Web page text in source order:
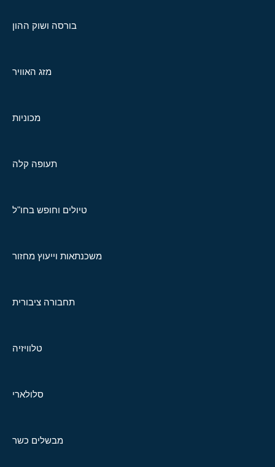
בורסה ושוק ההון
מזג האוויר
מכוניות
תעופה קלה
טיולים וחופש בחו"ל
משכנתאות וייעוץ מחזור
תחבורה ציבורית
טלוויזיה
סלולארי
מבשלים כשר